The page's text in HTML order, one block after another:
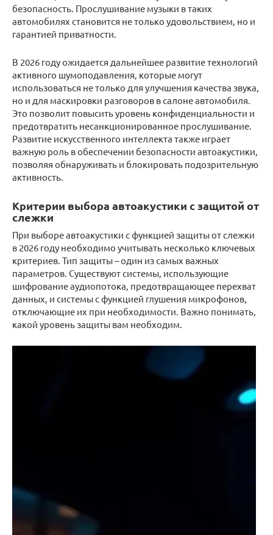
безопасность. Прослушивание музыки в таких
автомобилях становится не только удовольствием, но и
гарантией приватности.
В 2026 году ожидается дальнейшее развитие технологий
активного шумоподавления, которые могут
использоваться не только для улучшения качества звука,
но и для маскировки разговоров в салоне автомобиля.
Это позволит повысить уровень конфиденциальности и
предотвратить несанкционированное прослушивание.
Развитие искусственного интеллекта также играет
важную роль в обеспечении безопасности автоакустики,
позволяя обнаруживать и блокировать подозрительную
активность.
Критерии выбора автоакустики с защитой от
слежки
При выборе автоакустики с функцией защиты от слежки
в 2026 году необходимо учитывать несколько ключевых
критериев. Тип защиты – один из самых важных
параметров. Существуют системы, использующие
шифрование аудиопотока, предотвращающее перехват
данных, и системы с функцией глушения микрофонов,
отключающие их при необходимости. Важно понимать,
какой уровень защиты вам необходим.